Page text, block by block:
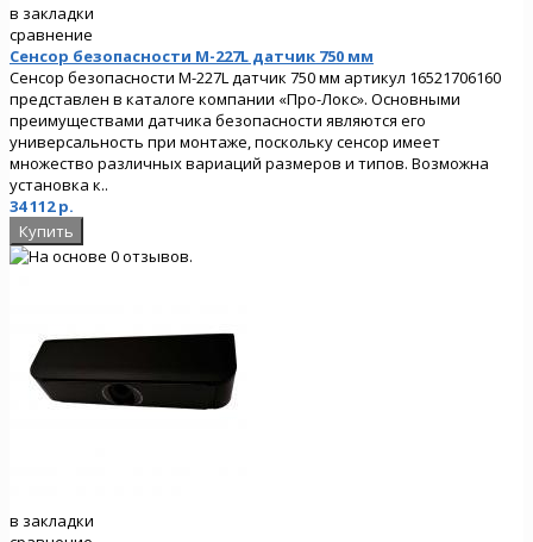
в закладки
сравнение
Сенсор безопасности M-227L датчик 750 мм
Сенсор безопасности M-227L датчик 750 мм артикул 16521706160
представлен в каталоге компании «Про-Локс». Основными
преимуществами датчика безопасности являются его
универсальность при монтаже, поскольку сенсор имеет
множество различных вариаций размеров и типов. Возможна
установка к..
34 112 р.
в закладки